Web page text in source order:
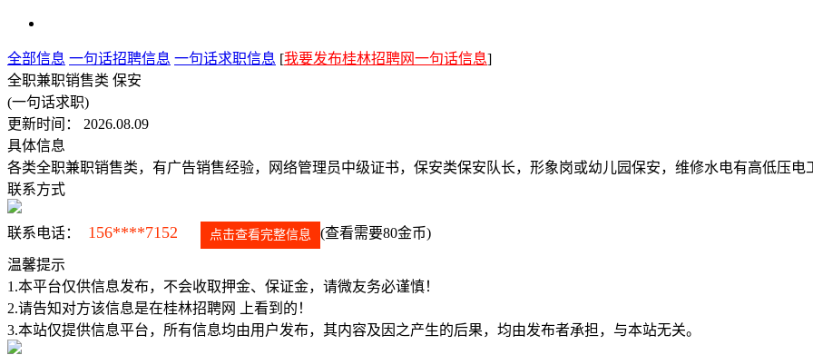
全部信息 一句话招聘信息 一句话求职信息 [我要发布桂林招聘网一句话信息]
全职兼职销售类 保安
(一句话求职)
更新时间： 2026.08.09
具体信息
各类全职兼职销售类，有广告销售经验，网络管理员中级证书，保安类保安队长，形象岗或幼儿园保安，维修水电有高低压电
联系方式
联系电话： 156****7152 点击查看完整信息 (查看需要80金币)
温馨提示
1.本平台仅供信息发布，不会收取押金、保证金，请微友务必谨慎！
2.请告知对方该信息是在桂林招聘网
上看到的！
3.本站仅提供信息平台，所有信息均由用户发布，其内容及因之产生的后果，均由发布者承担，与本站无关。